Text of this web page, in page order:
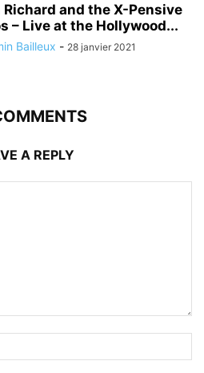
Richard and the X-Pensive
– Live at the Hollywood...
Bailleux - 28 janvier 2021
A REPLY